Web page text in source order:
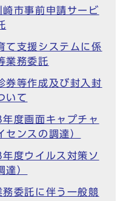
崎市事前申請サービ
て支援システムに係
業務委託
券等作成及び封入封
いて
度画面キャプチャ
ンスの調達）
度ウイルス対策ソ
達）
委託に伴う一般競